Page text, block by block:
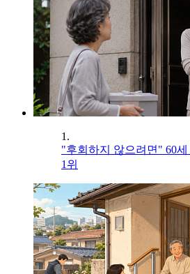
1.
"후회하지 않으려면" 60
1위